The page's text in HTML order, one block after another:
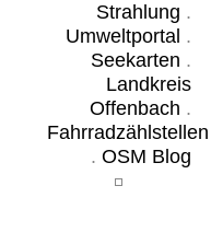
Strahlung .
Umweltportal .
Seekarten .
Landkreis
Offenbach .
Fahrradzählstellen
. OSM Blog